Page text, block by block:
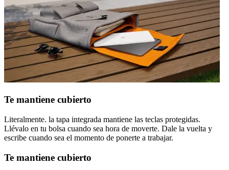
Te mantiene cubierto
Literalmente. la tapa integrada mantiene las teclas protegidas.
Llévalo en tu bolsa cuando sea hora de moverte. Dale la vuelta y
escribe cuando sea el momento de ponerte a trabajar.
Te mantiene cubierto